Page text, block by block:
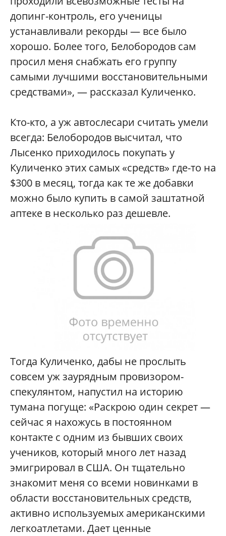
допинг-контроль, его ученицы
устанавливали рекорды — все было
хорошо. Более того, Белобородов сам
просил меня снабжать его группу
самыми лучшими восстановительными
средствами», — рассказал Куличенко.
Кто-кто, а уж автослесари считать умели
всегда: Белобородов высчитал, что
Лысенко приходилось покупать у
Куличенко этих самых «средств» где-то на
$300 в месяц, тогда как те же добавки
можно было купить в самой заштатной
аптеке в несколько раз дешевле.
Тогда Куличенко, дабы не прослыть
совсем уж заурядным провизором-
спекулянтом, напустил на историю
тумана погуще: «Раскрою один секрет —
сейчас я нахожусь в постоянном
контакте с одним из бывших своих
учеников, который много лет назад
эмигрировал в США. Он тщательно
знакомит меня со всеми новинками в
области восстановительных средств,
активно используемых американскими
легкоатлетами. Дает ценные